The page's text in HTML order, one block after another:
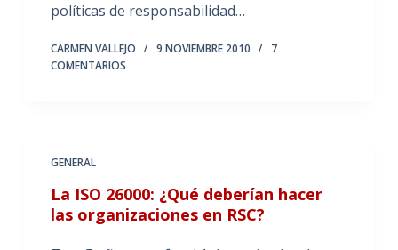
políticas de responsabilidad…
CARMEN VALLEJO 9 NOVIEMBRE 2010
7
COMENTARIOS
GENERAL
La ISO 26000: ¿Qué deberían hacer
las organizaciones en RSC?